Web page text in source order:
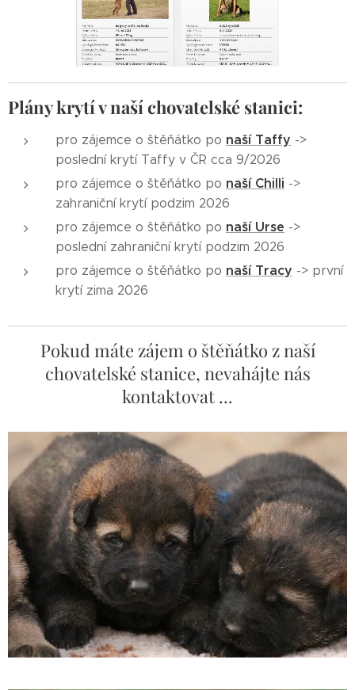
Plány krytí v naší chovatelské stanici:
pro zájemce o štěňátko po naší Taffy ->
poslední krytí Taffy v ČR cca 9/2026
pro zájemce o štěňátko po naší Chilli ->
zahraniční krytí podzim 2026
pro zájemce o štěňátko po naší Urse ->
poslední zahraniční krytí podzim 2026
pro zájemce o štěňátko po naší Tracy -> první
krytí zima 2026
Pokud máte zájem o štěňátko z naší
chovatelské stanice, nevahájte nás
kontaktovat ...